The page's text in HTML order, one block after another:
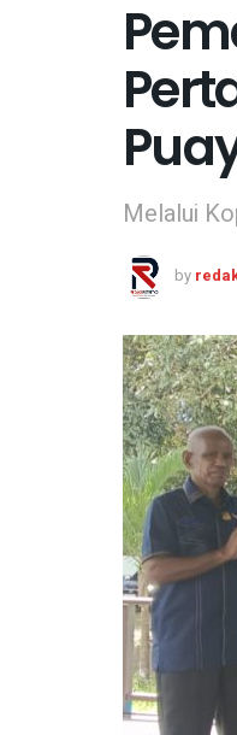
Melalui
by